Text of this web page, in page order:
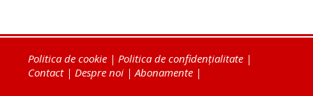
Politica de cookie | Politica de confidențialitate |
Contact| Despre noi |Abonamente |